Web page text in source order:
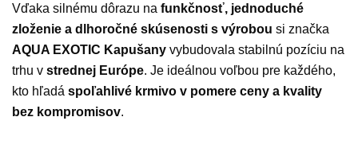
Vďaka silnému dôrazu na funkčnosť, jednoduché
zloženie a dlhoročné skúsenosti s výrobou si značka
AQUA EXOTIC Kapušany vybudovala stabilnú pozíciu na
trhu v strednej Európe. Je ideálnou voľbou pre každého,
kto hľadá spoľahlivé krmivo v pomere ceny a kvality
bez kompromisov.